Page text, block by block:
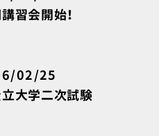
習会開始！
大学二次試験
02/25